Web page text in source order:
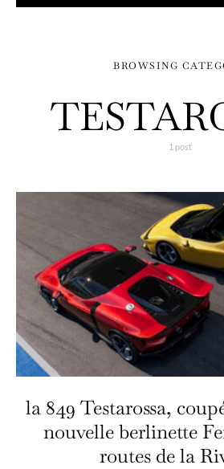
BROWSING
1 post
la 849 Testarossa,
nouvelle berlinette
routes de la